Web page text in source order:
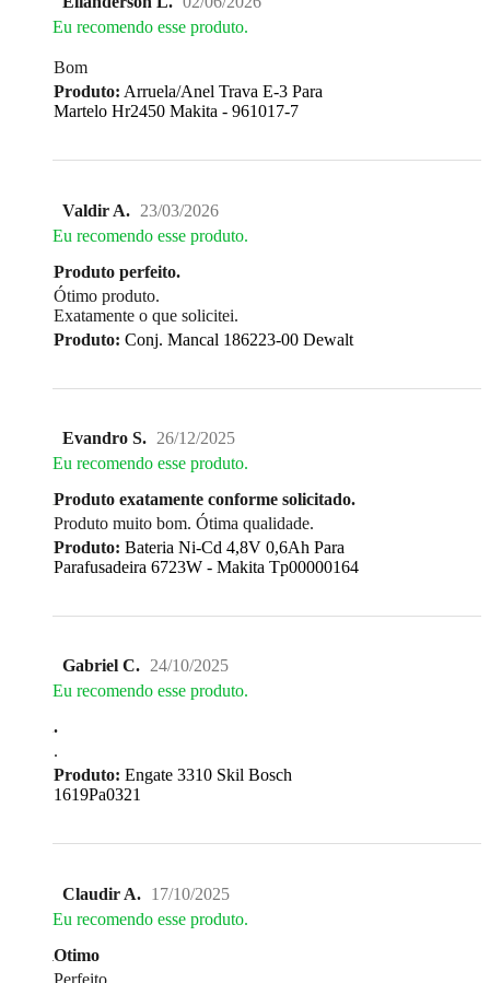
Eu recomendo esse produto.
Bom
Produto: Arruela/Anel Trava E-3 Para
Martelo Hr2450 Makita - 961017-7
Valdir A. 23/03/2026
Eu recomendo esse produto.
Produto perfeito.
Ótimo produto.
Exatamente o que solicitei.
Produto: Conj. Mancal 186223-00 Dewalt
Evandro S. 26/12/2025
Eu recomendo esse produto.
Produto exatamente conforme solicitado.
Produto muito bom. Ótima qualidade.
Produto: Bateria Ni-Cd 4,8V 0,6Ah Para
Parafusadeira 6723W - Makita Tp00000164
Gabriel C. 24/10/2025
Eu recomendo esse produto.
.
.
Produto: Engate 3310 Skil Bosch
1619Pa0321
Claudir A. 17/10/2025
Eu recomendo esse produto.
Otimo
Perfeito